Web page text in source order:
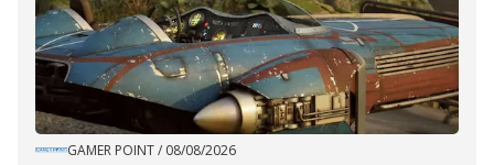
GAMER POINT/ 08/08/2026